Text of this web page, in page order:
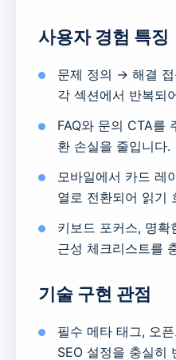
사용자 경험 특징
문제 정의 → 해결
각 섹션에서 반복되
FAQ와 문의 CTA를
환 손실을 줄입니다.
모바일에서 카드 레
열로 전환되어 읽기
키보드 포커스, 명
근성 체크리스트를
기술 구현 관점
필수 메타 태그, 오
SEO 설정을 충실히